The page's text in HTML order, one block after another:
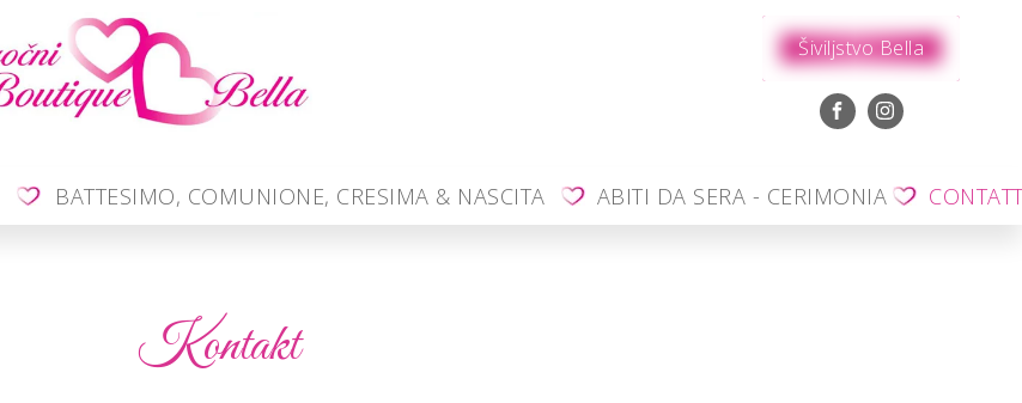
Šiviljstvo Bella
BATTESIMO, COMUNIONE, CRESIMA & NASCITA ABITI DA SERA - CERIMONIA
Kontakt